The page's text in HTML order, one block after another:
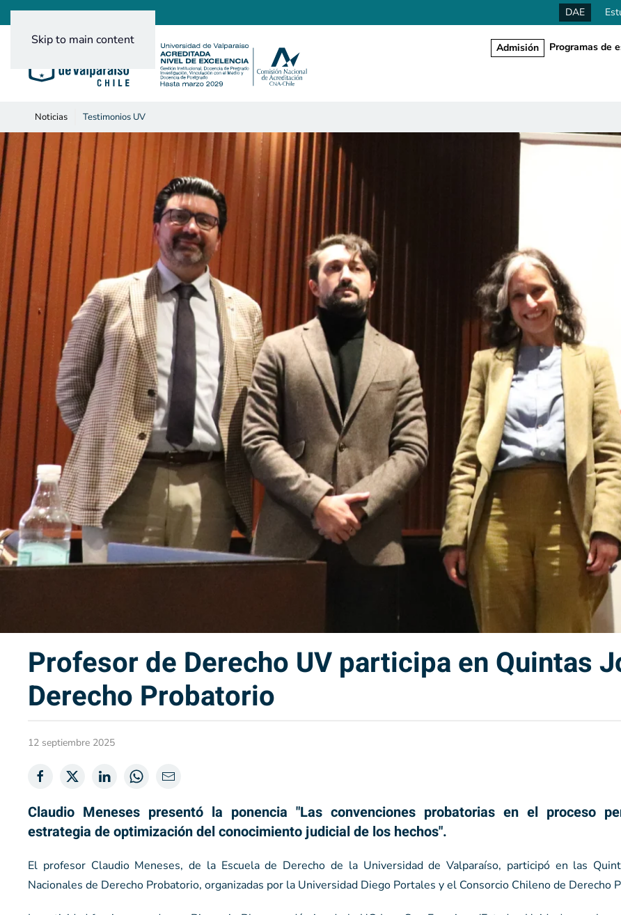
Skip to main content
DAE
Admisión Programas de
Noticias Testimonios UV
Profesor de Derecho UV participa en Quintas
Derecho Probatorio
12 septiembre 2025
Claudio Meneses presentó la ponencia "Las convenciones probatorias en el proceso
estrategia de optimización del conocimiento judicial de los hechos".
El profesor Claudio Meneses, de la Escuela de Derecho de la Universidad de Valparaíso, participó en las
Nacionales de Derecho Probatorio, organizadas por la Universidad Diego Portales y el Consorcio Chileno de Derecho